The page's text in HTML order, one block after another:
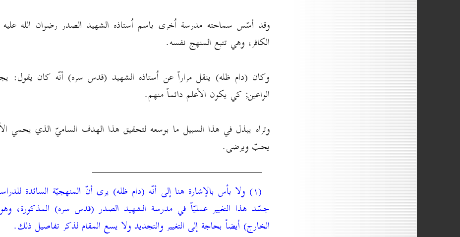
وقد أسّس سماحته مدرسة اُخرى باسم اُستاذه الشهيد الصدر رضوان الله
الكافر، وهي تتبع المنهج نفسه.
وكان (دام ظله) ينقل مراراً عن اُستاذه الشهيد (قدس سره) أنّه كان يقول: يجب
الواعين; كي يكون الأعلم دائماً منهم.
وتراه يبذل في هذا السبيل ما بوسعه لتحقيق هذا الهدف الساميّ الذي يحمي
يحبّ ويرضى.
______________________________________
(۱) ولا بأس بالإشارة هنا إلى أنّه (دام ظله) يرى أنّ المنهجيّة السائدة
جسّد هذا التغيير عمليّاً في مدرسة الشهيد الصدر (قدس سره) المذكورة،
الخارج) أيضاً بحاجة إلى التغيير والتجديد ولا يسع المقام لذكر تفاصيل ذلك.